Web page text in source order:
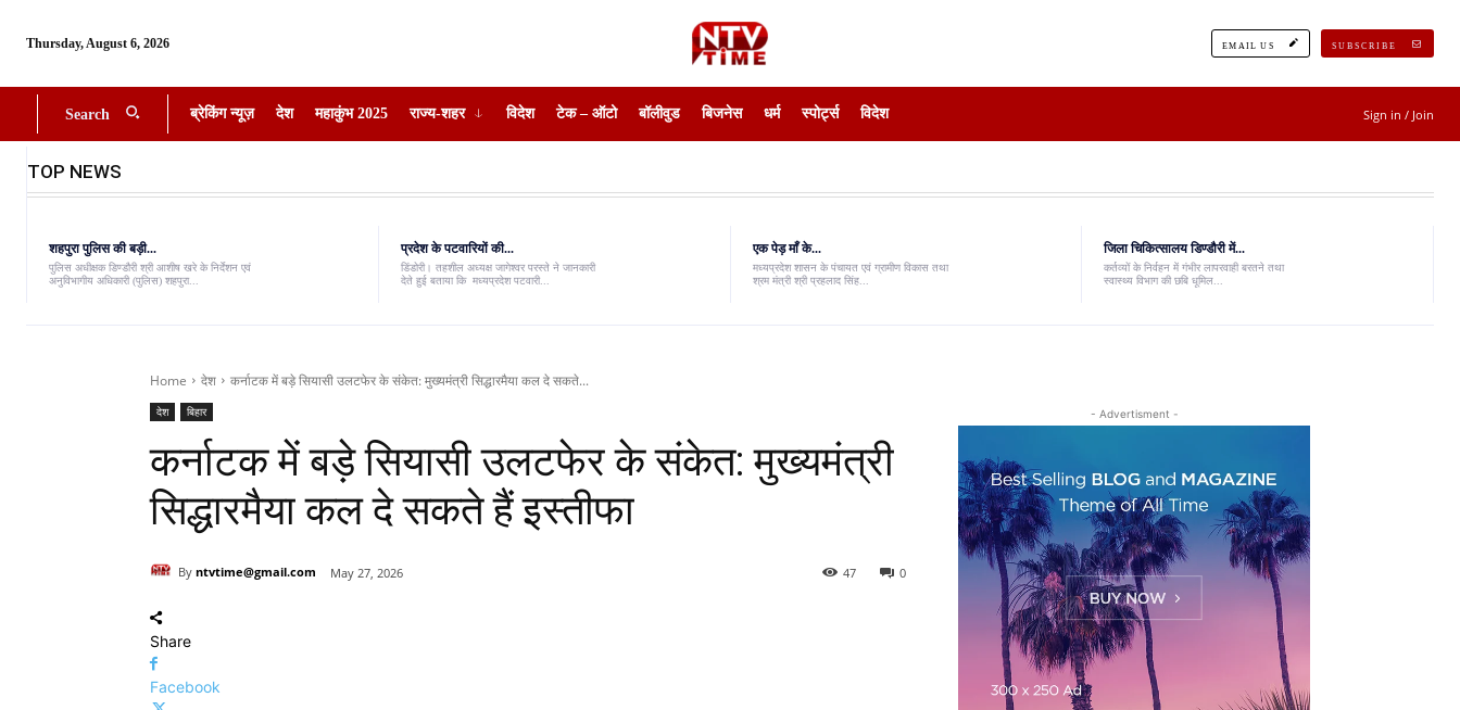
Thursday, August 6, 2026 EMAIL US SUBSCRIBE
Search ब्रेकिंग न्यूज़ देश महाकुंभ 2025 राज्य-शहर विदेश टेक – ऑटो बॉलीवुड बिजनेस धर्म स्पोर्ट्स विदेश Sign in / Join
TOP NEWS
शहपुरा पुलिस की बड़ी...
पुलिस अधीक्षक डिण्डौरी श्री आशीष खरे के निर्देशन एवं
अनुविभागीय अधिकारी (पुलिस) शहपुरा...
प्रदेश के पटवारियों की...
डिंडोरी। तहशील अध्यक्ष जागेश्वर परस्ते ने जानकारी
देते हुई बताया कि मध्यप्रदेश पटवारी...
एक पेड़ माँ के...
मध्यप्रदेश शासन के पंचायत एवं ग्रामीण विकास तथा
श्रम मंत्री श्री प्रहलाद सिंह...
जिला चिकित्सालय डिण्डौरी में...
कर्तव्यों के निर्वहन में गंभीर लापरवाही बरतने तथा
स्वास्थ्य विभाग की छबि धूमिल...
Home देश कर्नाटक में बड़े सियासी उलटफेर के संकेत: मुख्यमंत्री सिद्धारमैया कल दे सकते...
देश बिहार
कर्नाटक में बड़े सियासी उलटफेर के संकेत: मुख्यमंत्री
सिद्धारमैया कल दे सकते हैं इस्तीफा
By ntvtime@gmail.com May 27, 2026 0
47
Share
Facebook
- Advertisment -